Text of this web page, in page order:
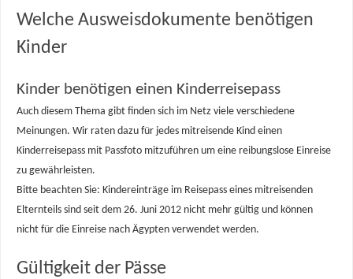
Welche Ausweisdokumente benötigen
Kinder
Kinder benötigen einen Kinderreisepass
Auch diesem Thema gibt finden sich im Netz viele verschiedene
Meinungen. Wir raten dazu für jedes mitreisende Kind einen
Kinderreisepass mit Passfoto mitzuführen um eine reibungslose Einreise
zu gewährleisten.
Bitte beachten Sie: Kindereinträge im Reisepass eines mitreisenden
Elternteils sind seit dem 26. Juni 2012 nicht mehr gültig und können
nicht für die Einreise nach Ägypten verwendet werden.
Gültigkeit der Pässe